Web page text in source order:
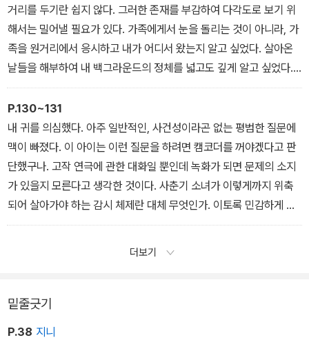
거리를 두기란 쉽지 않다. 그러한 존재를 부감하여 다각도로 보기 위
해서는 밀어낼 필요가 있다. 가족에게서 눈을 돌리는 것이 아니라, 가
족을 원거리에서 응시하고 내가 어디서 왔는지 알고 싶었다. 살아온
날들을 해부하여 내 백그라운드의 정체를 넓고도 깊게 알고 싶었다.
그런 다음 가족과 나를 분리하고 싶었다.
P.130~131
내 귀를 의심했다. 아주 일반적인, 사건성이라곤 없는 평범한 질문에
맥이 빠졌다. 이 아이는 이런 질문을 하려면 캠코더를 꺼야겠다고 판
단했구나. 고작 연극에 관한 대화일 뿐인데 녹화가 되면 문제의 소지
가 있을지 모른다고 생각한 것이다. 사춘기 소녀가 이렇게까지 위축
되어 살아가야 하는 감시 체제란 대체 무엇인가. 이토록 민감하게 상
황을 의식하는 아이에게 계속 렌즈를 들이댄 나의 무신경함이 부끄러
더보기
밑줄긋기
P.38 지니